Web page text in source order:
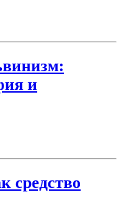
и
средство